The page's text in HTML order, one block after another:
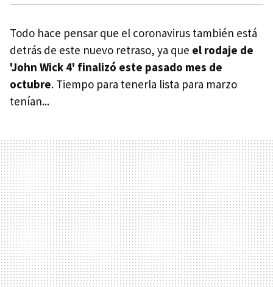
Todo hace pensar que el coronavirus también está
detrás de este nuevo retraso, ya que el rodaje de
'John Wick 4' finalizó este pasado mes de
octubre. Tiempo para tenerla lista para marzo
tenían...